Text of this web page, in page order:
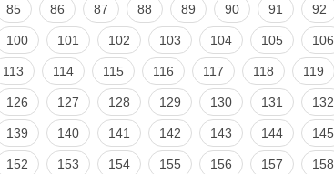
85 86 87 88 89 90 91 92
100 101 102 103 104 105 106
113 114 115 116 117 118 119
126 127 128 129 130 131 132
139 140 141 142 143 144 145
152 153 154 155 156 157 158